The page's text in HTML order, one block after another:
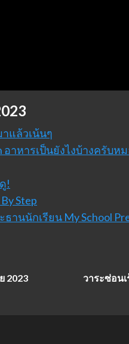
แล้วเน้นๆ
อาหารเป็นยังไงบ้างครับห
!
Step
านนักเรียน My School
2023
วาระซ่อนเ